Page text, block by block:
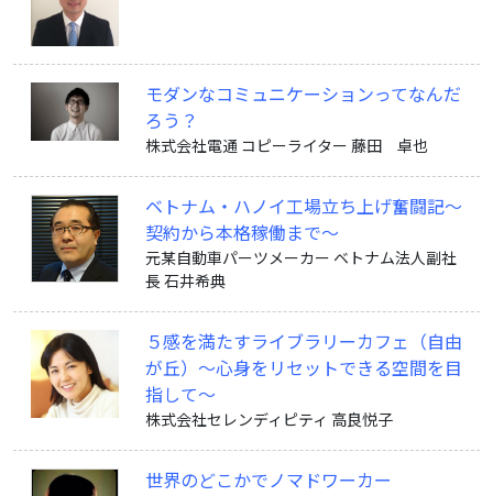
モダンなコミュニケーションってなんだ
ろう？
株式会社電通 コピーライター 藤田 卓也
ベトナム・ハノイ工場立ち上げ奮闘記〜
契約から本格稼働まで〜
元某自動車パーツメーカー ベトナム法人副社
長 石井希典
５感を満たすライブラリーカフェ（自由
が丘）〜心身をリセットできる空間を目
指して〜
株式会社セレンディピティ 高良悦子
世界のどこかでノマドワーカー